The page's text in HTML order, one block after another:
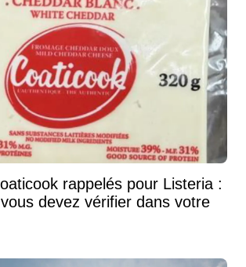
rappelés pour Listeria :
devez vérifier dans votre